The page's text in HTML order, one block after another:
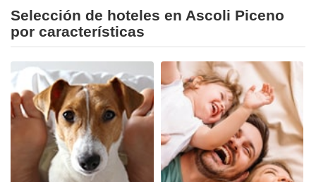
Selección de hoteles en Ascoli Piceno
por características